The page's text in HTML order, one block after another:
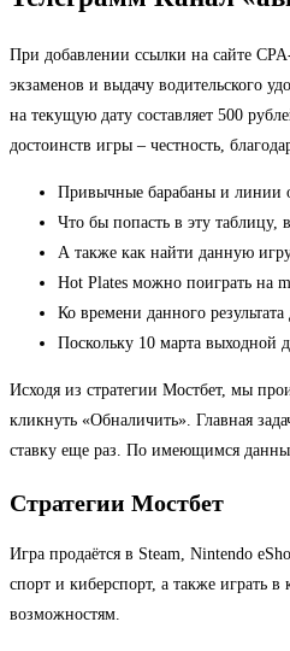
При добавлении ссылки на сайте
экзаменов и выдачу водительского
на текущую дату составляет 500
достоинств игры – честность,
Привычные барабаны и линии
Что бы попасть в эту таблицу,
А также как найти данную
Hot Plates можно поиграть на
Ко времени данного
Поскольку 10 марта выходной
Исходя из стратегии Мостбет, мы
кликнуть «Обналичить». Главная
ставку еще раз. По имеющимся
Стратегии Мостбет
Игра продаётся в Steam, Nintendo
спорт и киберспорт, а также играть
возможностям.